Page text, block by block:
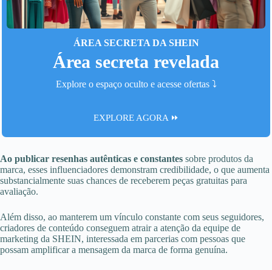
ÁREA SECRETA DA SHEIN
Área secreta revelada
Explore o espaço oculto e acesse ofertas ⤵️
EXPLORE AGORA ⏩
Ao publicar resenhas autênticas e constantes sobre produtos da
marca, esses influenciadores demonstram credibilidade, o que aumenta
substancialmente suas chances de receberem peças gratuitas para
avaliação.
Além disso, ao manterem um vínculo constante com seus seguidores,
criadores de conteúdo conseguem atrair a atenção da equipe de
marketing da SHEIN, interessada em parcerias com pessoas que
possam amplificar a mensagem da marca de forma genuína.